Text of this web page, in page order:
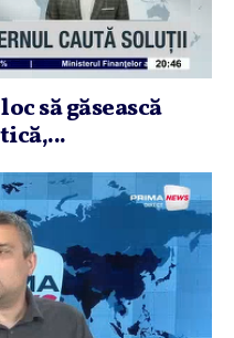
să găsească